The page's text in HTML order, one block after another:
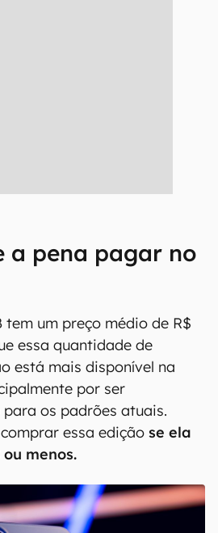
a pena pagar no
tem um preço médio de R$
essa quantidade de
está mais disponível na
por ser
os padrões atuais.
essa edição se ela
menos.